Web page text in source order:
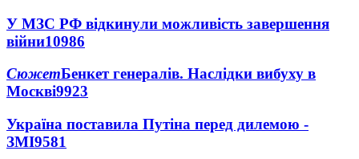
У МЗС РФ відкинули можливість завершення
війни10986
СюжетБенкет генералів. Наслідки вибуху в
Москві9923
Україна поставила Путіна перед дилемою -
ЗМІ9581